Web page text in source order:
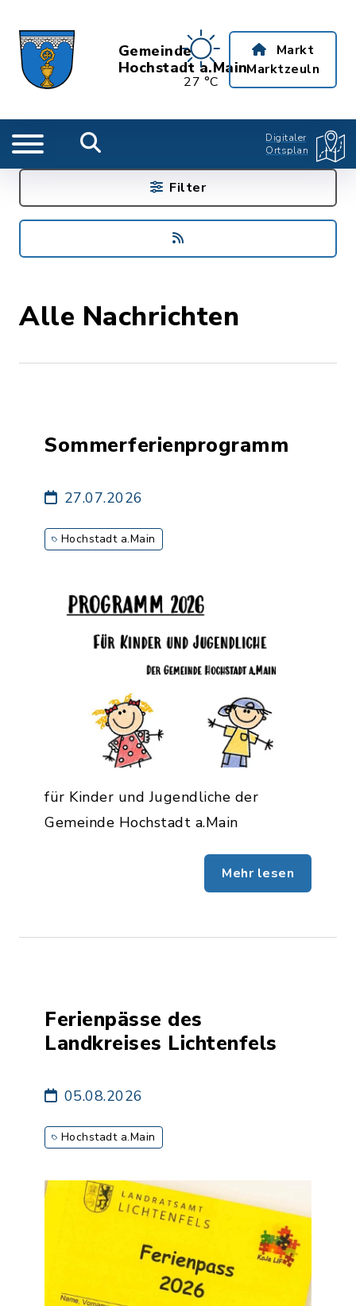
Gemeinde
Hochstadt a.Main
27 °C
Markt
Marktzeuln
Digitaler
Ortsplan
Alle Nachrichten
Sommerferienprogramm
27.07.2026
Hochstadt a.Main
für Kinder und Jugendliche der
Gemeinde Hochstadt a.Main
Mehr lesen
Ferienpässe des
Landkreises Lichtenfels
05.08.2026
Hochstadt a.Main
Filter